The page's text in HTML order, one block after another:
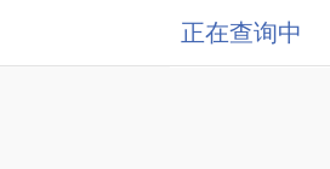
正在查询中